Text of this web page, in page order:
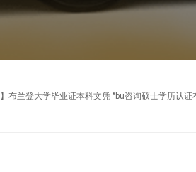
兰登大学毕业证本科文凭 ❜bu咨询硕士学历认